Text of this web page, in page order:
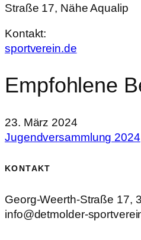
Straße 17, Nähe Aqualip
Kontakt:
sportverein.de
Empfohlene
23. März 2024
Jugendversammlung 2024
KONTAKT
Georg-Weerth-Straße 17,
info@detmolder-